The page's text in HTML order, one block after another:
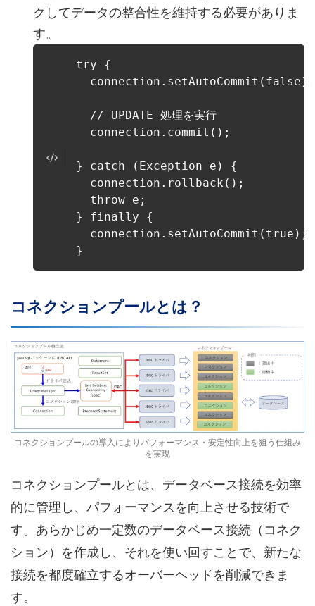
クしてデータの整合性を維持する必要がありま
す。
try {
connection.setAutoCommit(false);
// UPDATE 処理を実行
connection.commit();
} catch (Exception e) {
connection.rollback();
throw e;
} finally {
connection.setAutoCommit(true);
}
コネクションプールとは？
コネクションプールの導入によりパフォーマンス・安定性向上を狙う仕組み
を実現
コネクションプールとは、データベース接続を効率
的に管理し、パフォーマンスを向上させる技術で
す。あらかじめ一定数のデータベース接続（コネク
ション）を作成し、それを使い回すことで、新たな
接続を都度確立するオーバーヘッドを削減できま
す。